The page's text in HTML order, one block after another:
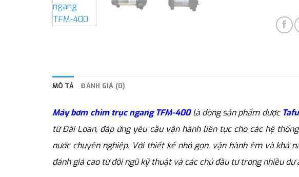
MÔ TẢ ĐÁNH GIÁ (0)
Máy bơm chìm trục ngang TFM-400là dòng sản phẩm được
từ Đài Loan, đáp ứng yêu cầu vận hành liên tục cho các hệ
nước chuyên nghiệp. Với thiết kế nhỏ gọn, vận hành êm và khả
đánh giá cao từ đội ngũ kỹ thuật và các chủ đầu tư trong nhiều dự